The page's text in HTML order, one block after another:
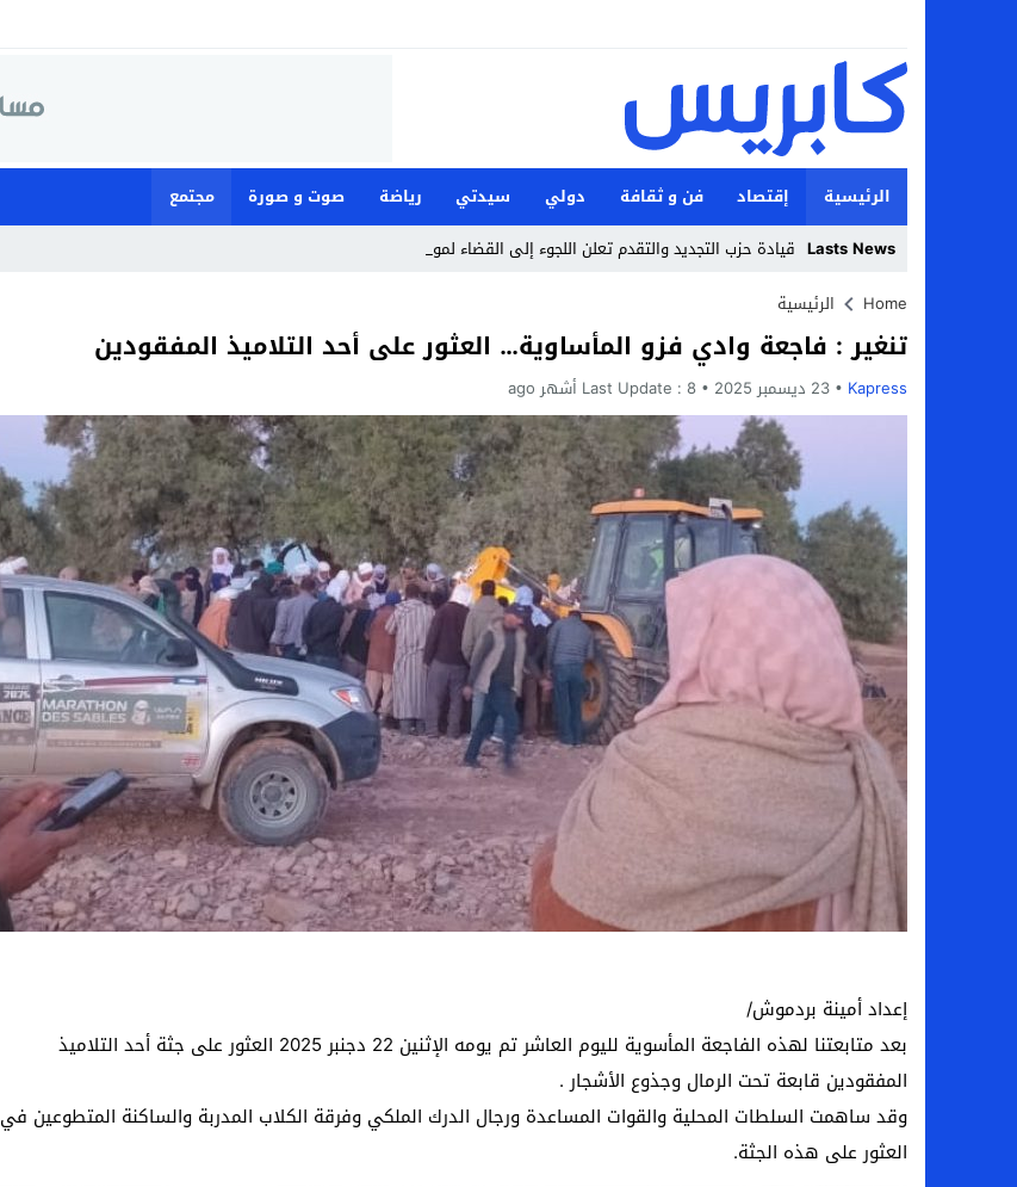
الرئيسية إقتصاد فن و ثقافة دولي سيدتي رياضة صوت و صورة
مجتمع
Lasts News قيادة حزب التجديد والتقدم تعلن اللجوء إلى القضاء لمواجهة ما وصفته بـ”ا_
Stop
Previous
Next
Home الرئيسية
تنغير : فاجعة وادي فزو المأساوية… العثور على أحد التلاميذ المفقودين
Kapress 23 ديسمبر 2025 Last Update : 8 أشهر ago
إعداد أمينة بردموش/
بعد متابعتنا لهذه الفاجعة المأسوية لليوم العاشر تم يومه الإثنين 22 دجنبر 2025 العثور على جثة أحد التلاميذ
المفقودين قابعة تحت الرمال وجذوع الأشجار .
وقد ساهمت السلطات المحلية والقوات المساعدة ورجال الدرك الملكي وفرقة الكلاب المدربة والساكنة المتطوعين في
العثور على هذه الجثة.